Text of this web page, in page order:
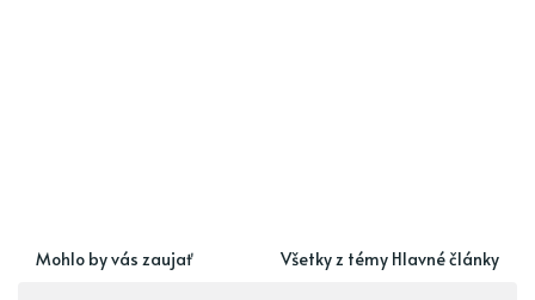
Mohlo by vás zaujať Všetky z témy Hlavné články